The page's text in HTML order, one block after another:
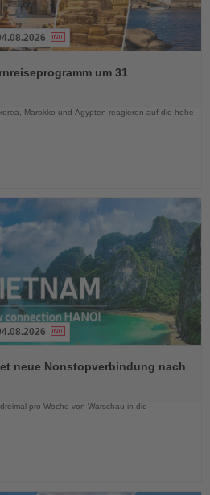
um 31
Marokko und Ägypten reagieren auf die hohe
neue Nonstopverbindung nach
pro Woche von Warschau in die